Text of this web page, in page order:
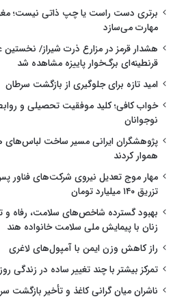
برتری دست راست یا چپ ذاتی نیست؛ مغز
مهارت می‌سازد
هشدار قرمز در مزارع ذرت شیراز/ نخستین
قرنطینه‌ای برگ‌خوار پاییزه مشاهده شد
امید تازه برای جلوگیری از بازگشت سرطان
خواب کافی؛ کلید موفقیت تحصیلی و
نوجوانان
پژوهشگران ایرانی مسیر ساخت لباس‌های
هموار کردند
مهار موج تعدیل نیروی شرکت‌های فناور
تزریق ۱۴۰ میلیارد تومان
بهبود گسترده شاخص‌های سلامت، رفاه و
زنان با پیمایش ملی سلامت خانواده هند
راز کاهش وزن ایمن با آمپول‌های لاغری
تمرکز بیشتر با چند تغییر ساده در زندگی
ناشران میان گرانی کاغذ و تأخیر بازگشت